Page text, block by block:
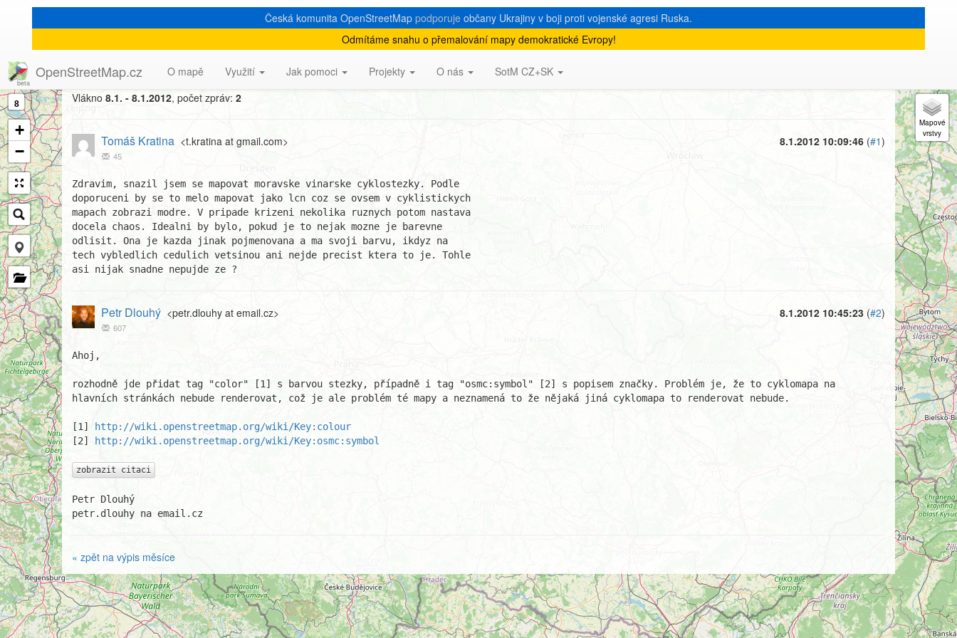
Česká komunita OpenStreetMap podporuje občany Ukrajiny v boji proti vojenské agresi Ruska.
Odmítáme snahu o přemalování mapy demokratické Evropy!
OpenStreetMap.cz O mapě Využití Jak pomoci Projekty O nás SotM CZ+SK
8
+
−
[Talk-cz] vinarske cyklostezky, barva
Vlákno 8.1. - 8.1.2012, počet zpráv: 2
8.1.2012 10:09:46 (#1)
Tomáš Kratina <t.kratina at gmail.com>
45
Zdravim, snazil jsem se mapovat moravske vinarske cyklostezky. Podle
doporuceni by se to melo mapovat jako lcn coz se ovsem v cyklistickych
mapach zobrazi modre. V pripade krizeni nekolika ruznych potom nastava
docela chaos. Idealni by bylo, pokud je to nejak mozne je barevne
odlisit. Ona je kazda jinak pojmenovana a ma svoji barvu, ikdyz na
tech vybledlich cedulich vetsinou ani nejde precist ktera to je. Tohle
asi nijak snadne nepujde ze ?
8.1.2012 10:45:23 (#2)
Petr Dlouhý <petr.dlouhy at email.cz>
607
Ahoj,
rozhodně jde přidat tag "color" [1] s barvou stezky, případně i tag "osmc:symbol" [2] s popisem značky. Problém je, že to cyklomapa na
hlavních stránkách nebude renderovat, což je ale problém té mapy a neznamená to že nějaká jiná cyklomapa to renderovat nebude.
[1]
http://wiki.openstreetmap.org/wiki/Key:colour
[2]
http://wiki.openstreetmap.org/wiki/Key:osmc:symbol
zobrazit citaci
Petr Dlouhý
petr.dlouhy na email.cz
« zpět na výpis měsíce